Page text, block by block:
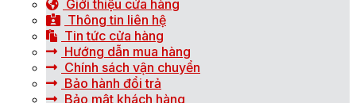
Giới thiệu cửa hàng
Thông tin liên hệ
Tin tức cửa hàng
Hướng dẫn mua hàng
Chính sách vận chuyển
Bảo hành đổi trả
Bảo mật khách hàng